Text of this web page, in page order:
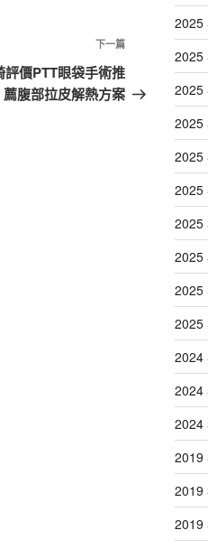
下
一
篇
下一篇
價PTT眼袋手術推
薦腹部拉皮解熱方案
2025
2025
2025
2025
2025
2025
2025
2025
2025
2025
2024
2024
2024
2019
2019
2019